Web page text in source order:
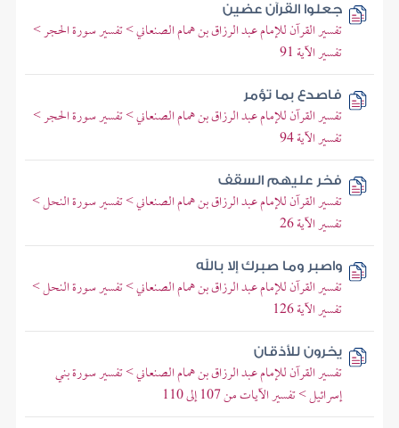
جعلوا القرآن عضين
تفسير القرآن للإمام عبد الرزاق بن همام الصنعاني > تفسير سورة الحجر >
تفسير الآية 91
فاصدع بما تؤمر
تفسير القرآن للإمام عبد الرزاق بن همام الصنعاني > تفسير سورة الحجر >
تفسير الآية 94
فخر عليهم السقف
تفسير القرآن للإمام عبد الرزاق بن همام الصنعاني > تفسير سورة النحل >
تفسير الآية 26
واصبر وما صبرك إلا بالله
تفسير القرآن للإمام عبد الرزاق بن همام الصنعاني > تفسير سورة النحل >
تفسير الآية 126
يخرون للأذقان
تفسير القرآن للإمام عبد الرزاق بن همام الصنعاني > تفسير سورة بني
إسرائيل > تفسير الآيات من 107 إلى 110